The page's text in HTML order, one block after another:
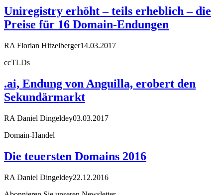
Uniregistry erhöht – teils erheblich – die
Preise für 16 Domain-Endungen
RA Florian Hitzelberger14.03.2017
ccTLDs
.ai, Endung von Anguilla, erobert den
Sekundärmarkt
RA Daniel Dingeldey03.03.2017
Domain-Handel
Die teuersten Domains 2016
RA Daniel Dingeldey22.12.2016